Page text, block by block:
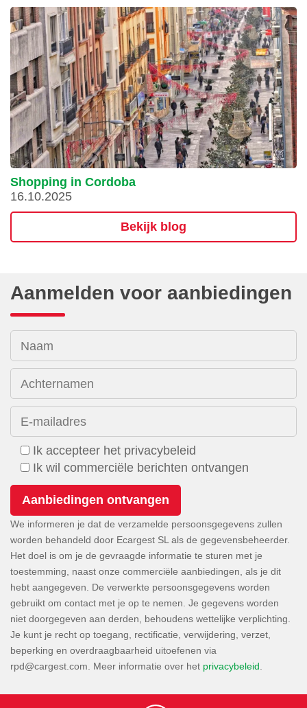
Shopping in Cordoba
16.10.2025
Bekijk blog
Aanmelden voor aanbiedingen
Naam
Achternamen
E-mailadres
Ik accepteer het privacybeleid
Ik wil commerciële berichten ontvangen
We informeren je dat de verzamelde persoonsgegevens zullen
worden behandeld door Ecargest SL als de gegevensbeheerder.
Het doel is om je de gevraagde informatie te sturen met je
toestemming, naast onze commerciële aanbiedingen, als je dit
hebt aangegeven. De verwerkte persoonsgegevens worden
gebruikt om contact met je op te nemen. Je gegevens worden
niet doorgegeven aan derden, behoudens wettelijke verplichting.
Je kunt je recht op toegang, rectificatie, verwijdering, verzet,
beperking en overdraagbaarheid uitoefenen via
. Meer informatie over het privacybeleid